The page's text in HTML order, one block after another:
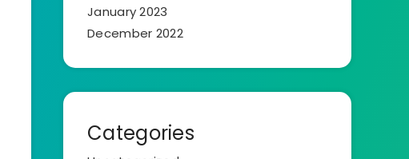
January 2023
December 2022
Categories